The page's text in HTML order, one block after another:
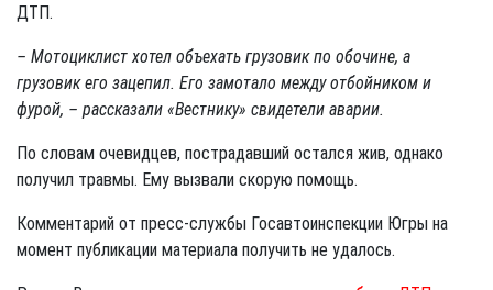
ДТП.
– Мотоциклист хотел объехать грузовик по обочине, а
грузовик его зацепил. Его замотало между отбойником и
фурой, – рассказали «Вестнику» свидетели аварии.
По словам очевидцев, пострадавший остался жив, однако
получил травмы. Ему вызвали скорую помощь.
Комментарий от пресс-службы Госавтоинспекции Югры на
момент публикации материала получить не удалось.